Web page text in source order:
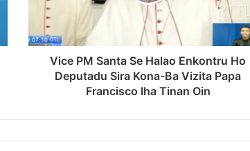
Vice PM Santa Se Halao Enkontru Ho
Deputadu Sira Kona-Ba Vizita Papa
Francisco Iha Tinan Oin